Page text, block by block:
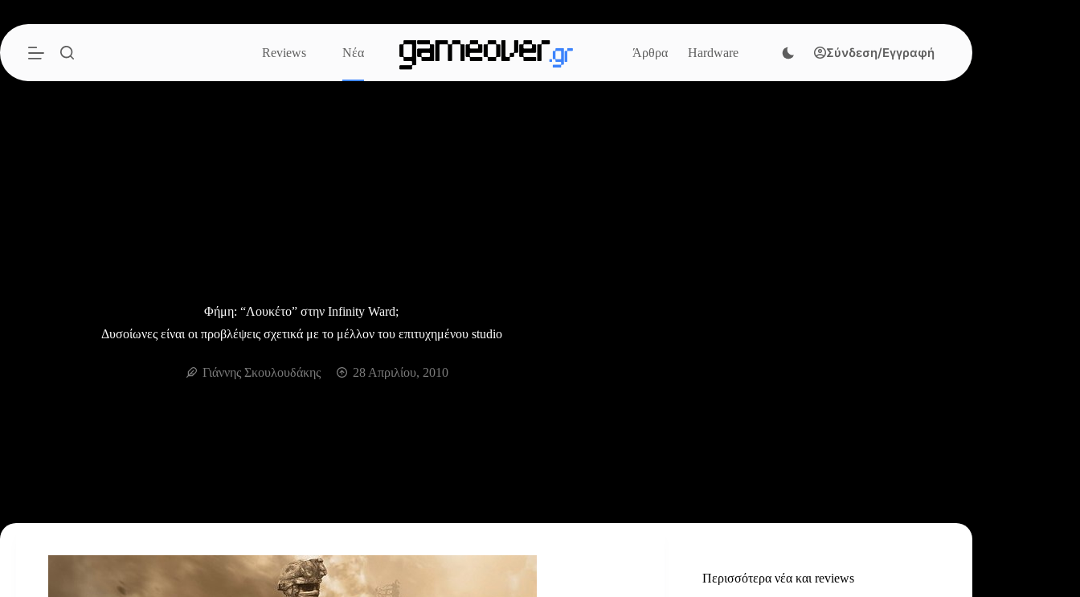
περιεχόμενο
Reviews
Νέα Άρθρα Hardware Σύνδεση/Εγγραφή
Φήμη: “Λουκέτο” στην Infinity Ward;
Δυσοίωνες είναι οι προβλέψεις σχετικά με το μέλλον του επιτυχημένου studio
Γιάννης Σκουλουδάκης 28 Απριλίου, 2010
Περισσότερα νέα και reviews